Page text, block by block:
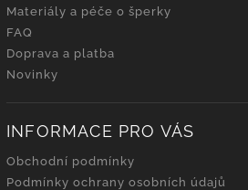
Materiály a péče o šperky
FAQ
Doprava a platba
Novinky
INFORMACE PRO VÁS
Obchodní podmínky
Podmínky ochrany osobních údajů